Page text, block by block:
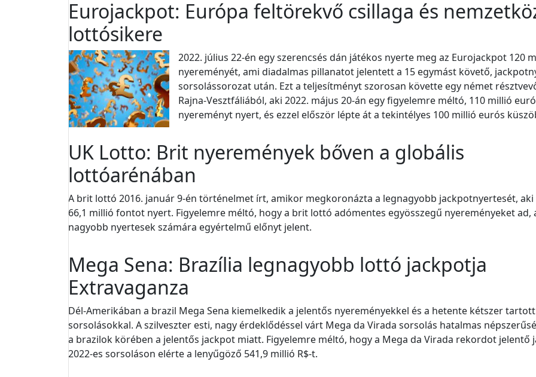
Eurojackpot: Európa feltörekvő csillaga és
lottósikere
2022. július 22-én egy szerencsés dán játékos nyerte meg az Eurojackpot 120
nyereményét, ami diadalmas pillanatot jelentett a 15 egymást követő,
sorsolássorozat után. Ezt a teljesítményt szorosan követte egy német
Rajna-Vesztfáliából, aki 2022. május 20-án egy figyelemre méltó, 110 millió
nyereményt nyert, és ezzel először lépte át a tekintélyes 100 millió eurós
UK Lotto: Brit nyeremények bőven a globális
lottóarénában
A brit lottó 2016. január 9-én történelmet írt, amikor megkoronázta a legnagyobb jackpotnyertesét, aki
66,1 millió fontot nyert. Figyelemre méltó, hogy a brit lottó adómentes egyösszegű nyereményeket ad,
nagyobb nyertesek számára egyértelmű előnyt jelent.
Mega Sena: Brazília legnagyobb lottó jackpotja
Extravaganza
Dél-Amerikában a brazil Mega Sena kiemelkedik a jelentős nyereményekkel és a hetente kétszer
sorsolásokkal. A szilveszter esti, nagy érdeklődéssel várt Mega da Virada sorsolás hatalmas
a brazilok körében a jelentős jackpot miatt. Figyelemre méltó, hogy a Mega da Virada rekordot jelentő
2022-es sorsoláson elérte a lenyűgöző 541,9 millió R$-t.